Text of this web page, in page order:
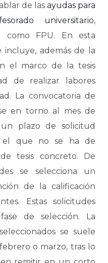
de las ayudas para
universitario,
como FPU. En esta
además de la
el marco de la tesis
de realizar labores
La convocatoria de
en torno al mes de
plazo de solicitud
el que no se ha de
tesis concreto. De
se selecciona un
de la calificación
Estas solicitudes
de selección. La
se suele
o marzo, tras lo